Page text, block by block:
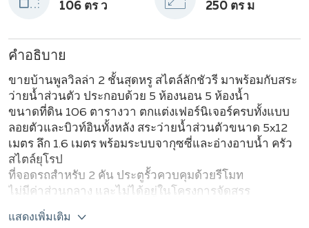
106 ตร ว
250 ตร ม
คำอธิบาย
ขายบ้านพูลวิลล่า 2 ชั้นสุดหรู สไตล์ลักชัวรี มาพร้อมกับสระ
ว่ายน้ำส่วนตัว ประกอบด้วย 5 ห้องนอน 5 ห้องน้ำ
ขนาดที่ดิน 106 ตารางวา ตกแต่งเฟอร์นิเจอร์ครบทั้งแบบ
ลอยตัวและบิวท์อินทั้งหลัง สระว่ายน้ำส่วนตัวขนาด 5x12
เมตร ลึก 1.6 เมตร พร้อมระบบจากุซซี่และอ่างอาบน้ำ ครัว
สไตล์ยุโรป
ที่จอดรถสำหรับ 2 คัน ประตูรั้วควบคุมด้วยรีโมท
ไม่มีค่าส่วนกลาง และไม่ได้อยู่ในโครงการจัดสรร
แสดงเพิ่มเติม